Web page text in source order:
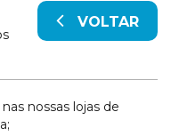
VOLTAR
nossas lojas de